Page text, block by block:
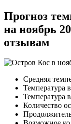
Прогноз
на ноябрь
отзывам
Средняя
Температура
Температура
Количество